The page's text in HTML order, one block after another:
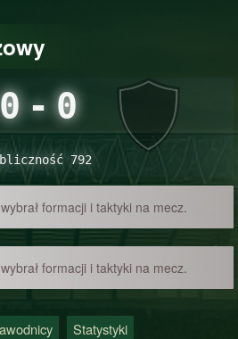
-0
792
formacji i taktyki na mecz.
formacji i taktyki na mecz.
Statystyki